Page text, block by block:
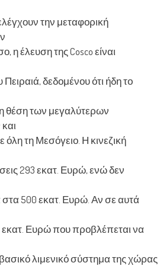
την μεταφορική
η έλευση της Cosco είναι
Πειραιά, δεδομένου ότι ήδη το
θέση των μεγαλύτερων
όλη τη Μεσόγειο. Η κινεζική
293 εκατ. Ευρώ, ενώ δεν
500 εκατ. Ευρώ. Αν σε αυτά
εκατ. Ευρώ που προβλέπεται να
λιμενικό σύστημα της χώρας